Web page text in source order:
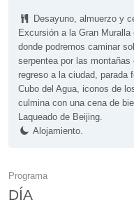
Desayuno, almuerzo y
Excursión a la Gran
donde podremos caminar
serpentea por las
regreso a la ciudad, parada
Cubo del Agua, iconos de
culmina con una cena de
Laqueado de Beijing.
Alojamiento.
Programa
DÍA